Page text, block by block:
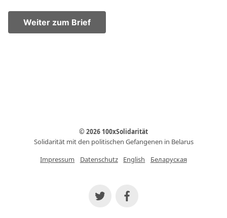
Weiter zum Brief
© 2026 100xSolidarität
Solidarität mit den politischen Gefangenen in Belarus
Impressum
Datenschutz English Беларуская